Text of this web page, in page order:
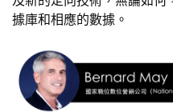
據庫和相應的數據。